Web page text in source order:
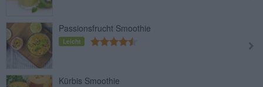
Passionsfrucht Smoothie
Leicht
Kürbis Smoothie